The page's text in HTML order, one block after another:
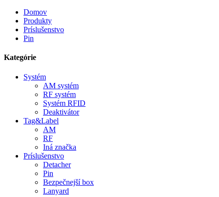
Domov
Produkty
Príslušenstvo
Pin
Kategórie
Systém
AM systém
RF systém
Systém RFID
Deaktivátor
Tag&Label
AM
RF
Iná značka
Príslušenstvo
Detacher
Pin
Bezpečnejší box
Lanyard